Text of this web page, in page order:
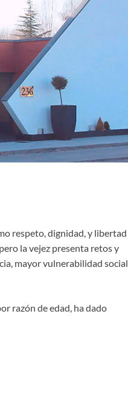
respeto, dignidad, y libertad
la vejez presenta retos y
mayor vulnerabilidad social
razón de edad, ha dado